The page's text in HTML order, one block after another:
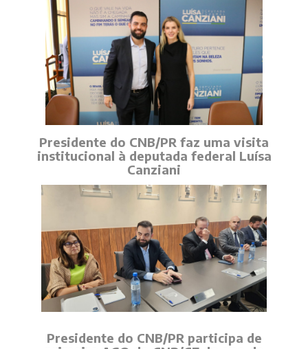
Presidente do CNB/PR faz uma visita
institucional à deputada federal Luísa
Canziani
Presidente do CNB/PR participa de